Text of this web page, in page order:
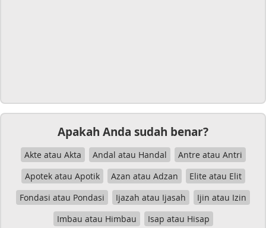
Apakah Anda sudah benar?
Akte atau Akta Andal atau Handal
Antre atau Antri
Apotek atau Apotik
Azan atau Adzan
Elite atau Elit
Fondasi atau Pondasi
Ijazah atau Ijasah
Ijin atau Izin
Imbau atau Himbau
Isap atau Hisap